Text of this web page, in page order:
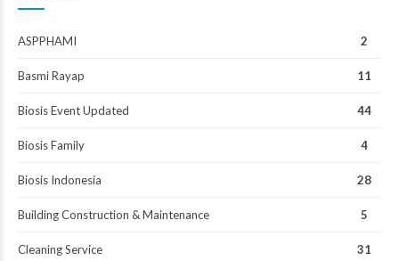
ASPPHAMI 2
Basmi Rayap 11
Biosis Event Updated 44
Biosis Family 4
Biosis Indonesia 28
Building Construction & Maintenance 5
Cleaning Service 31